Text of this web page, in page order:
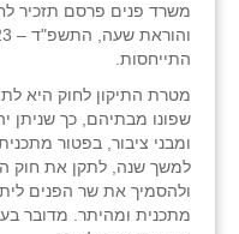
משרד פנים פרסם תזכיר
התייחסות.
מטרת התיקון לחוק היא
שפונו מבתיהם, כך שניתן
ומבני ציבור, בפטור
ולהסמיך את שר הפנים
מתכנית ומהיתר. מדובר